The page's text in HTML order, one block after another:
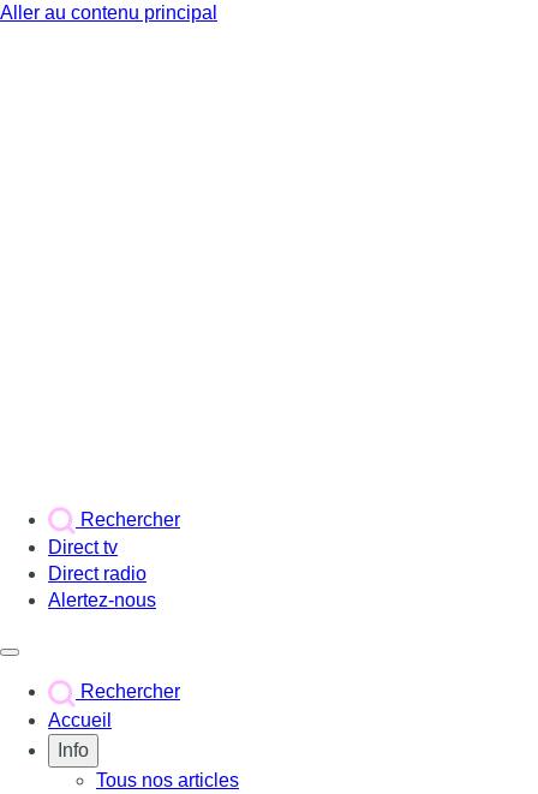
Aller au contenu principal
Rechercher
Direct tv
Direct radio
Alertez-nous
Rechercher
Accueil
Info
Tous nos articles